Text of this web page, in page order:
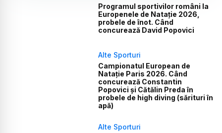
Programul sportivilor români la
Europenele de Natație 2026,
probele de înot. Când
concurează David Popovici
Alte Sporturi
Campionatul European de
Natație Paris 2026. Când
concurează Constantin
Popovici și Cătălin Preda în
probele de high diving (sărituri în
apă)
Alte Sporturi